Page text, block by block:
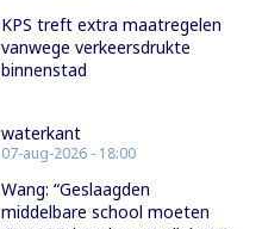
KPS treft extra maatregelen
vanwege verkeersdrukte
binnenstad
waterkant
07-aug-2026 - 18:00
Wang: “Geslaagden
middelbare school moeten